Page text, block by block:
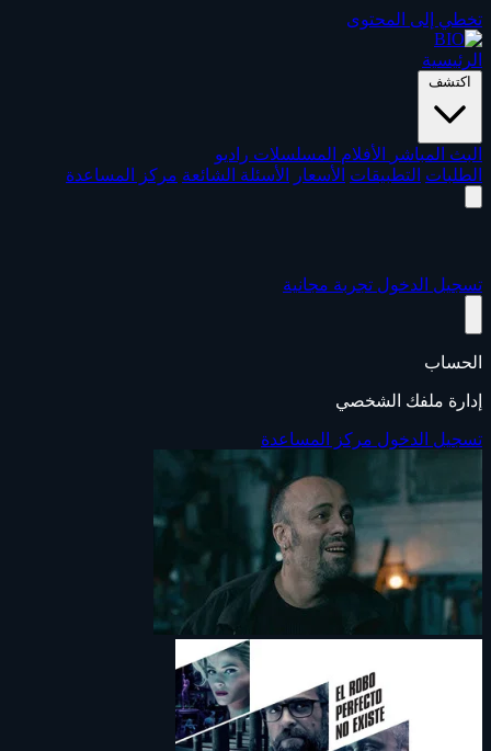
تخطي إلى المحتوى
الرئيسية
اكتشف
البث المباشر الأفلام المسلسلات راديو
الطلبات التطبيقات الأسعار الأسئلة الشائعة مركز المساعدة
تسجيل الدخول تجربة مجانية
الحساب
إدارة ملفك الشخصي
تسجيل الدخول مركز المساعدة